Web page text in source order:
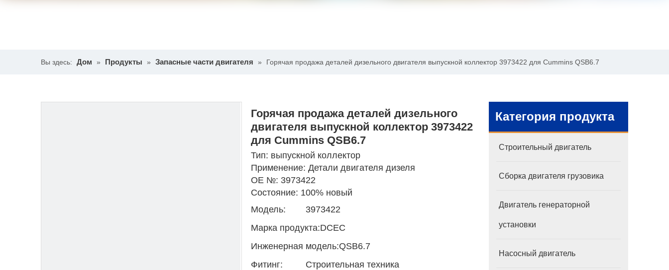
Вы здесь: Дом » Продукты » Запасные части двигателя » Горячая продажа деталей дизельного двигателя выпускной коллектор 3973422 для Cummins QSB6.7
Горячая продажа деталей дизельного
двигателя выпускной коллектор 3973422
для Cummins QSB6.7
Тип: выпускной коллектор
Применение: Детали двигателя дизеля
ОЕ №: 3973422
Состояние: 100% новый
Модель:
3973422
Марка продукта:DCEC
Инженерная модель:QSB6.7
Фитинг:
Строительная техника
Категория продукта
Строительный двигатель
Сборка двигателя грузовика
Двигатель генераторной
установки
Насосный двигатель